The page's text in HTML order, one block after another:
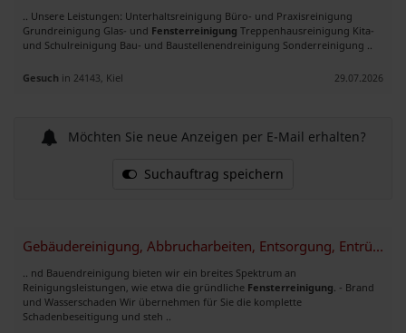
.. Unsere Leistungen: Unterhaltsreinigung Büro- und Praxisreinigung
Grundreinigung Glas- und Fensterreinigung Treppenhausreinigung Kita-
und Schulreinigung Bau- und Baustellenendreinigung Sonderreinigung ..
Gesuch in 24143, Kiel 29.07.2026
Möchten Sie neue Anzeigen per E-Mail erhalten?
Suchauftrag speichern
Gebäudereinigung, Abbrucharbeiten, Entsorgung, Entrümpelung
.. nd Bauendreinigung bieten wir ein breites Spektrum an
Reinigungsleistungen, wie etwa die gründliche Fensterreinigung . - Brand
und Wasserschaden Wir übernehmen für Sie die komplette
Schadenbeseitigung und steh ..